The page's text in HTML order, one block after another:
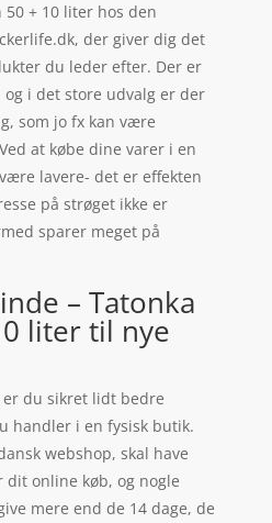
50 + 10 liter hos den
der giver dig det
du leder efter. Der er
i det store udvalg er der
som jo fx kan være
at købe dine varer i en
lavere- det er effekten
på strøget ikke er
sparer meget på
– Tatonka
liter til nye
du sikret lidt bedre
handler i en fysisk butik.
webshop, skal have
online køb, og nogle
mere end de 14 dage, de